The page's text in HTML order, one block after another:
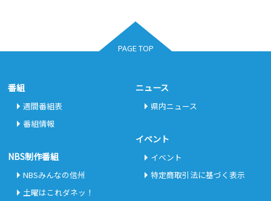
PAGE TOP
番組
週間番組表
番組情報
NBS制作番組
NBSみんなの信州
土曜はこれダネッ！
ニュース
県内ニュース
イベント
イベント
特定商取引法に基づく表示